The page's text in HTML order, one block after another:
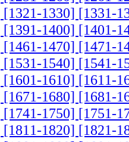
[1321-1330] [1331-
[1391-1400] [1401-
[1461-1470] [1471-
[1531-1540] [1541-
[1601-1610] [1611-
[1671-1680] [1681-
[1741-1750] [1751-
[1811-1820] [1821-